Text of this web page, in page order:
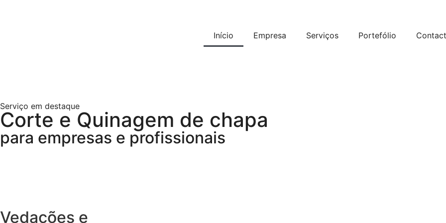
Início Empresa Serviços Portefólio
Serviço em destaque
Corte e Quinagem de chapa
para empresas e profissionais
Vedações e